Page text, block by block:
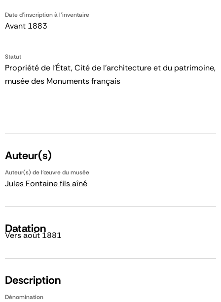
Date d'inscription à l'inventaire
Avant 1883
Statut
Propriété de l’État, Cité de l’architecture et du patrimoine,
musée des Monuments français
Auteur(s)
Auteur(s) de l'œuvre du musée
Jules Fontaine fils aîné
Datation
Vers août 1881
Description
Dénomination